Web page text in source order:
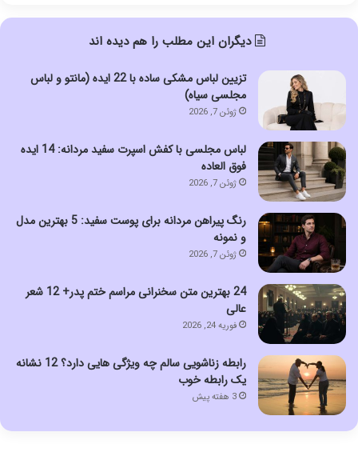
دیگران این مطلب را هم دیده اند
تزیین لباس مشکی ساده با 22 ایده (مانتو و لباس
مجلسی سیاه)
ژوئن 7, 2026
لباس مجلسی با کفش اسپرت سفید مردانه: 14 ایده
فوق العاده
ژوئن 7, 2026
رنگ پیراهن مردانه برای پوست سفید: 5 بهترین مدل
و نمونه
ژوئن 7, 2026
24 بهترین متن سخنرانی مراسم ختم پدر+ 12 شعر
عالی
فوریه 24, 2026
رابطه زناشویی سالم چه ویژگی هایی دارد؟ 12 نشانه
یک رابطه خوب
3 هفته پیش